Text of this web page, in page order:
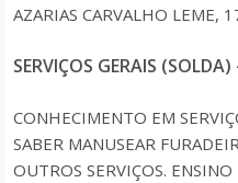
AZARIAS CARVALHO LEME,
SERVIÇOS GERAIS
CONHECIMENTO EM
SABER MANUSEAR
OUTROS SERVIÇOS.